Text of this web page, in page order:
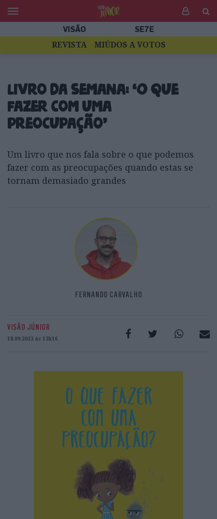
VISÃO SE7E
REVISTA MIÚDOS A VOTOS
Livro da semana: ‘O que
fazer com uma
preocupação’
Um livro que nos fala sobre o que podemos
fazer com as preocupações quando estas se
tornam demasiado grandes
FERNANDO CARVALHO
VISÃO JÚNIOR
18.09.2023 às 13h16